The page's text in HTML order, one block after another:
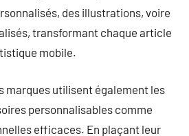
des illustrations, voire
transformant chaque article
mobile.
marques utilisent également les
personnalisables comme
efficaces. En plaçant leur